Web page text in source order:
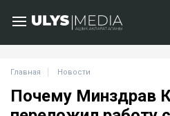
Главная Новости
Почему Минздрав